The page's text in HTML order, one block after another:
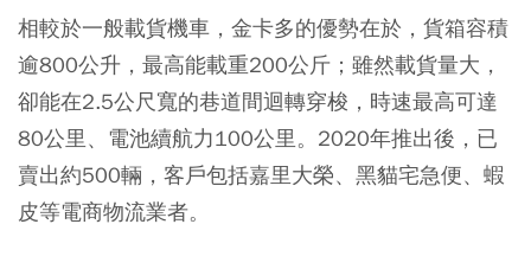
相較於一般載貨機車，金卡多的優勢在於，貨箱容積
逾800公升，最高能載重200公斤；雖然載貨量大，
卻能在2.5公尺寬的巷道間迴轉穿梭，時速最高可達
80公里、電池續航力100公里。2020年推出後，已
賣出約500輛，客戶包括嘉里大榮、黑貓宅急便、蝦
皮等電商物流業者。